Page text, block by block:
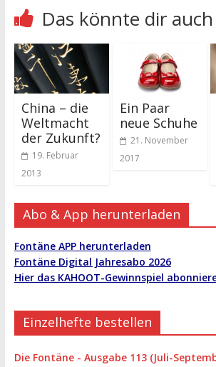
Das könnte dir
China – die
Weltmacht
der Zukunft?
19. Februar
2013
Ein Paar
neue Schuhe
21. November
2017
Abo & App herunterladen
Fontäne APP herunterladen
Fontäne Digital Jahresabo 2026
Hier das KAHOOT-Gewinnspiel
Einzelhefte bestellen
Die Fontäne - Ausgabe 113 (Juli-